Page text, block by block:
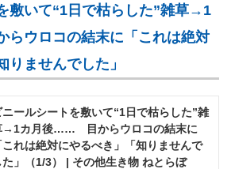
敷いて“1日で枯らした”雑草→1
ウロコの結末に「これは絶対
りませんでした」
ニールシートを敷いて“1日で枯らした”雑
→1カ月後…… 目からウロコの結末に
これは絶対にやるべき」「知りませんで
た」（1/3） | その他生き物 ねとらぼ